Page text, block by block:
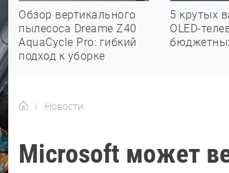
Обзор вертикального
пылесоса Dreame Z40
AquaCycle Pro: гибкий
подход к уборке
5 крутых
OLED-
Новости
Microsoft может